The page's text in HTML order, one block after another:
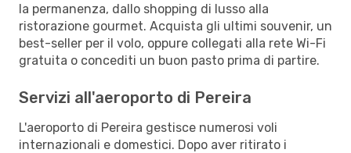
la permanenza, dallo shopping di lusso alla
ristorazione gourmet. Acquista gli ultimi souvenir, un
best-seller per il volo, oppure collegati alla rete Wi-Fi
gratuita o concediti un buon pasto prima di partire.
Servizi all'aeroporto di Pereira
L'aeroporto di Pereira gestisce numerosi voli
internazionali e domestici. Dopo aver ritirato i